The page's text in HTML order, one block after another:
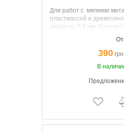
Для работ с мягкими
пластмассой и
диаметр: 7,2 мм.
390грн.
В